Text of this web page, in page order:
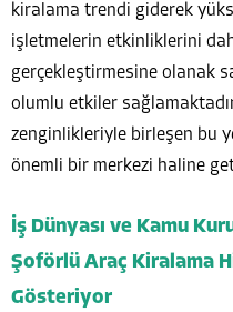
kiralama trendi giderek
işletmelerin etkinliklerini
gerçekleştirmesine olanak
olumlu etkiler
zenginlikleriyle birleşen bu
önemli bir merkezi haline
İş Dünyası ve Kamu
Şoförlü Araç Kiralama
Gösteriyor